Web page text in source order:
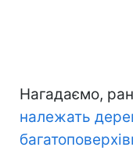
Нагадаємо,
належать